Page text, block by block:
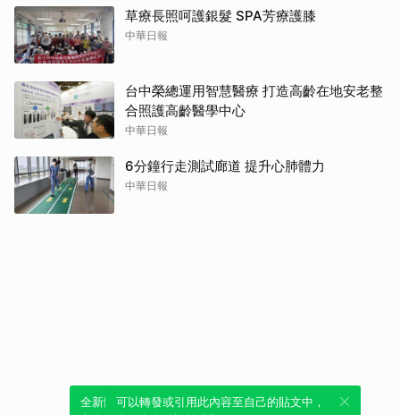
草療長照呵護銀髮 SPA芳療護膝
中華日報
台中榮總運用智慧醫療 打造高齡在地安老整
合照護高齡醫學中心
中華日報
6分鐘行走測試廊道 提升心肺體力
中華日報
全新體驗！一鍵引用此內容，透過發布貼
可以轉發或引用此內容至自己的貼文中，